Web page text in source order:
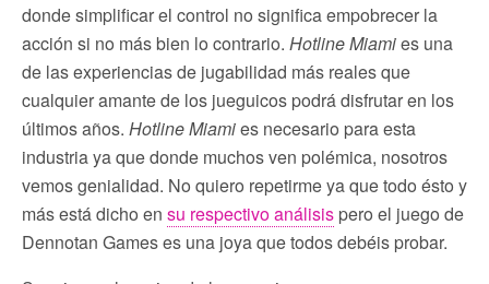
donde simplificar el control no significa empobrecer la
acción si no más bien lo contrario. Hotline Miamies una
de las experiencias de jugabilidad más reales que
cualquier amante de los jueguicos podrá disfrutar en los
últimos años. Hotline Miamies necesario para esta
industria ya que donde muchos ven polémica, nosotros
vemos genialidad. No quiero repetirme ya que todo ésto y
más está dicho en su respectivo análisis pero el juego de
Dennotan Games es una joya que todos debéis probar.